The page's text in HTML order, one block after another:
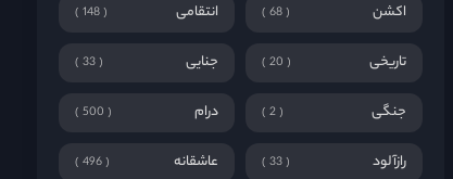
اکشن 68 انتقامی 148
تاریخی 20 جنایی 33
جنگی 2 درام 500
رازآلود 33 عاشقانه 496